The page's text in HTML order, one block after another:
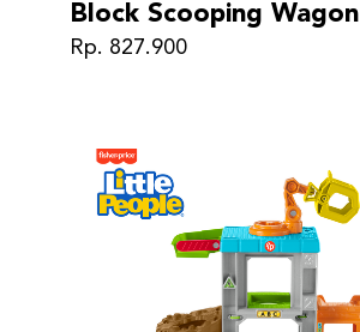
Block Scooping Wagon
Rp. 827.900